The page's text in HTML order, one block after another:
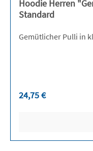
Hoodie Herren
Standard
Gemütlicher Pulli in
Regulärer Preis:
24,75 €